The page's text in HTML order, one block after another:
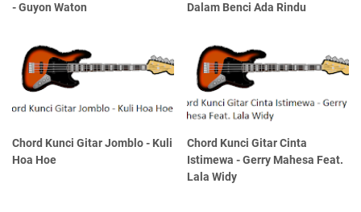
- Guyon Waton
Dalam Benci Ada Rindu
Chord Kunci Gitar Jomblo - Kuli
Hoa Hoe
Chord Kunci Gitar Cinta
Istimewa - Gerry Mahesa Feat.
Lala Widy